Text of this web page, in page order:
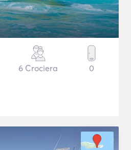
6 Crociera 0